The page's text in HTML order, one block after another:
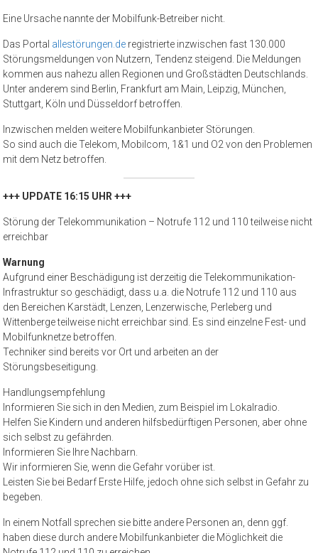
Eine Ursache nannte der Mobilfunk-Betreiber nicht.
Das Portal allestörungen.de registrierte inzwischen fast 130.000
Störungsmeldungen von Nutzern, Tendenz steigend. Die Meldungen
kommen aus nahezu allen Regionen und Großstädten Deutschlands.
Unter anderem sind Berlin, Frankfurt am Main, Leipzig, München,
Stuttgart, Köln und Düsseldorf betroffen.
Inzwischen melden weitere Mobilfunkanbieter Störungen.
So sind auch die Telekom, Mobilcom, 1&1 und O2 von den Problemen
mit dem Netz betroffen.
+++ UPDATE 16:15 UHR +++
Störung der Telekommunikation – Notrufe 112 und 110 teilweise nicht
erreichbar
Warnung
Aufgrund einer Beschädigung ist derzeitig die Telekommunikation-
Infrastruktur so geschädigt, dass u.a. die Notrufe 112 und 110 aus
den Bereichen Karstädt, Lenzen, Lenzerwische, Perleberg und
Wittenberge teilweise nicht erreichbar sind. Es sind einzelne Fest- und
Mobilfunknetze betroffen.
Techniker sind bereits vor Ort und arbeiten an der
Störungsbeseitigung.
Handlungsempfehlung
Informieren Sie sich in den Medien, zum Beispiel im Lokalradio.
Helfen Sie Kindern und anderen hilfsbedürftigen Personen, aber ohne
sich selbst zu gefährden.
Informieren Sie Ihre Nachbarn.
Wir informieren Sie, wenn die Gefahr vorüber ist.
Leisten Sie bei Bedarf Erste Hilfe, jedoch ohne sich selbst in Gefahr zu
begeben.
In einem Notfall sprechen sie bitte andere Personen an, denn ggf.
haben diese durch andere Mobilfunkanbieter die Möglichkeit die